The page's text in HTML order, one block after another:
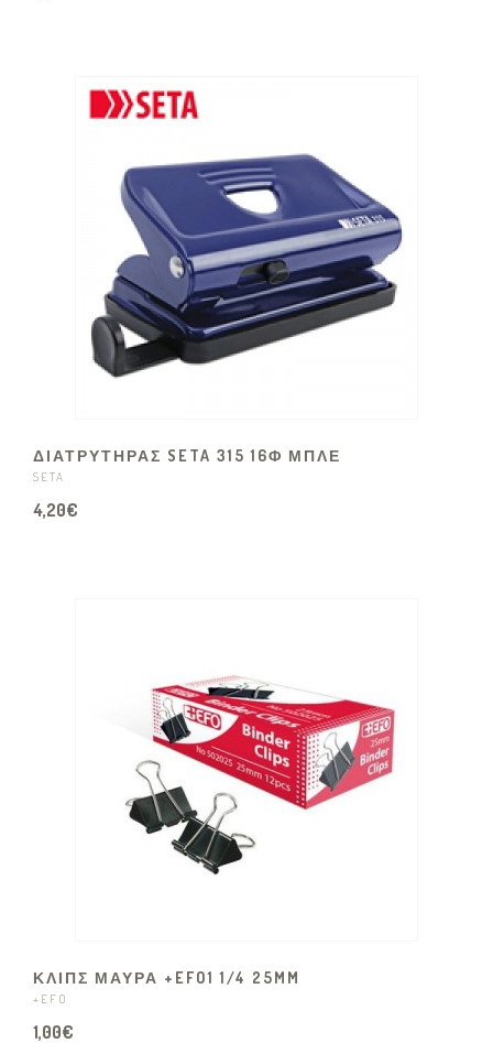
ΔΙΑΤΡΥΤΗΡΑΣ SETA 315 16Φ ΜΠΛΕ
SETA
4,20€
ΚΛΙΠΣ ΜΑΥΡΑ +EFO1 1/4 25MM
+EFO
1,00€